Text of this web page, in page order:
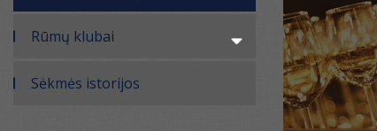
Rūmų klubai
Sėkmės istorijos